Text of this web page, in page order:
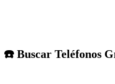
☎️ Buscar Teléfonos